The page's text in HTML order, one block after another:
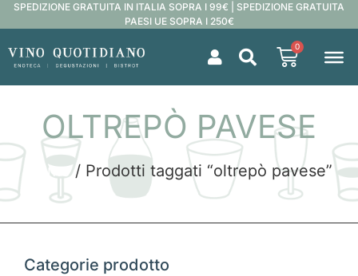
SPEDIZIONE GRATUITA IN ITALIA SOPRA I 99€ | SPEDIZIONE GRATUITA
PAESI UE SOPRA I 250€
0
OLTREPÒ PAVESE
Home/ Prodotti taggati “oltrepò pavese”
Categorie prodotto